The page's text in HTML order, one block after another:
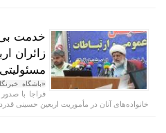
خدمت
زائران
«باشگاه
فراجا با
خانواده‌های آنان در مأموریت اربعین حسینی